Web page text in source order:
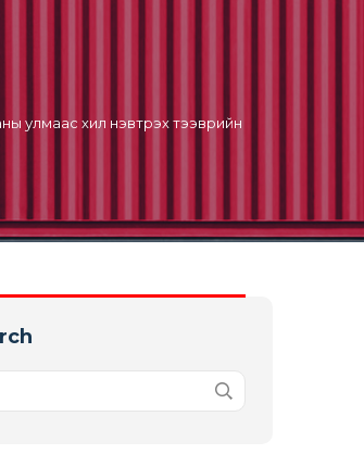
улмаас хил нэвтрэх тээврийн